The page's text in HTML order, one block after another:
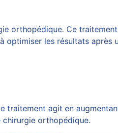
orthopédique. Ce
optimiser les résultats après
traitement agit en
chirurgie orthopédique.